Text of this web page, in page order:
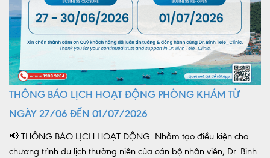
THÔNG BÁO LỊCH HOẠT ĐỘNG PHÒNG KHÁM TỪ
NGÀY 27/06 ĐẾN 01/07/2026
📢 THÔNG BÁO LỊCH HOẠT ĐỘNG Nhằm tạo điều kiện cho
chương trình du lịch thường niên của cán bộ nhân viên, Dr. Binh